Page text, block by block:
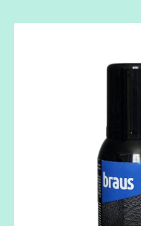
Личный кабинет